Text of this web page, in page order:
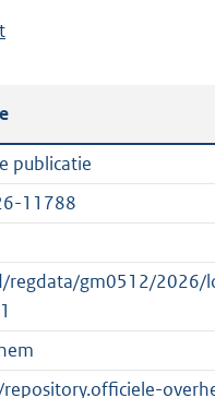
t
a
n
d
g
r
o
o
t
publicatie
11788
regdata/gm0512/2026/